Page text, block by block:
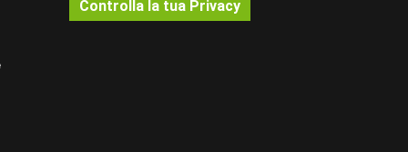
parete o soffitto inserendo il collante nella parte
caso dei profili che saranno tinteggiati una volta
in modo uniforme, e nel caso di cornici grandi,
il tutto. In tutti i prodotti da posare, rispetto alla
circa un 8% in più per lo sfrido di materiale.
Controlla la tua Privacy